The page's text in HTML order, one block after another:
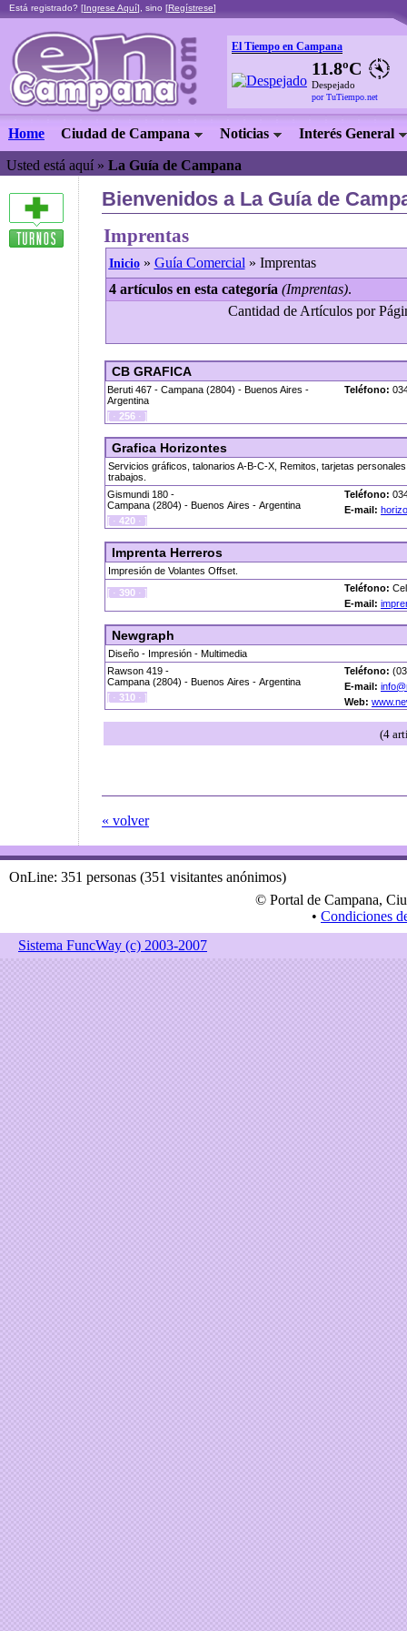
Está registrado? [Ingrese Aquí], sino [Regístrese]
El Tiempo en Campana
11.8ºC
Despejado
por TuTiempo.net
Home Ciudad de Campana Noticias Interés General
Usted está aquí » La Guía de Campana
Bienvenidos a La Guía de
Imprentas
Inicio» Guía Comercial » Imprentas
4 artículos en esta categoría (Imprentas).
Cantidad de Artículos por
CB GRAFICA
Beruti 467 - Campana (2804) - Buenos Aires -
Argentina
[ · 256 · ]
Teléfono:
Grafica Horizontes
Servicios gráficos, talonarios A-B-C-X, Remitos, tarjetas
trabajos.
Gismundi 180 -
Campana (2804) - Buenos Aires - Argentina
[ · 420 · ]
Teléfono:
E-mail:
Imprenta Herreros
Impresión de Volantes Offset.
[ · 390 · ] Teléfono:
E-mail:
Newgraph
Diseño - Impresión - Multimedia
Rawson 419 -
Campana (2804) - Buenos Aires - Argentina
[ · 310 · ]
Teléfono:
E-mail:
Web:
(4
« volver
OnLine: 351 personas (351 visitantes anónimos)
© Portal de Campana,
• Condiciones
Sistema FuncWay (c) 2003-2007